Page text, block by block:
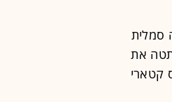
סמלית
את
קטארי